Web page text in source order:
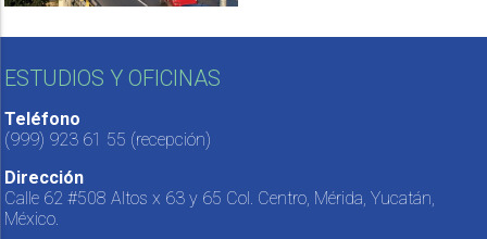
ESTUDIOS Y OFICINAS
Teléfono
(999) 923 61 55 (recepción)
Dirección
Calle 62 #508 Altos x 63 y 65 Col. Centro, Mérida, Yucatán,
México.